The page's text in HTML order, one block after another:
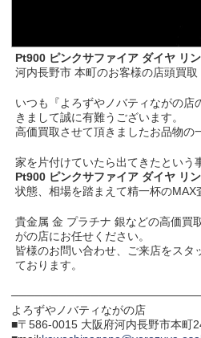
Pt900 ピンクサファイア ダイヤ リ
河内長野市 本町のお客様の店頭買取
いつも『よろずやノバティながの店
きまして誠に有難うございます。
高価買取させて頂きましたお品物の
家を片付けていたら出てきたという
Pt900 ピンクサファイア ダイヤ リ
状態、相場を踏まえて精一杯のMAX
貴金属 金 プラチナ 銀などの高価買
がの店にお任せください。
皆様のお問い合わせ、ご来店をスタ
ております。
よろずやノバティながの店
■〒586-0015 大阪府河内長野市本町